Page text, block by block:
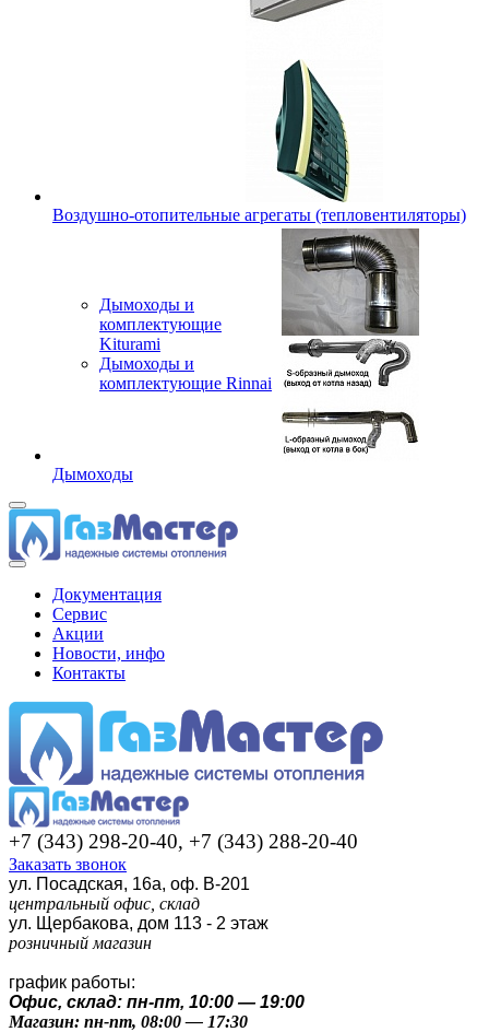
Воздушно-отопительные агрегаты (тепловентиляторы)
Дымоходы и
комплектующие
Kiturami
Дымоходы и
комплектующие Rinnai
Дымоходы
Документация
Сервис
Акции
Новости, инфо
Контакты
+7 (343) 298-20-40, +7 (343) 288-20-40
Заказать звонок
ул. Посадская, 16а, оф. В-201
центральный офис, склад
ул. Щербакова, дом 113 - 2 этаж
розничный магазин
график работы:
Офис, склад: пн-пт, 10:00 — 19:00
Магазин: пн-пт, 08:00 — 17:30